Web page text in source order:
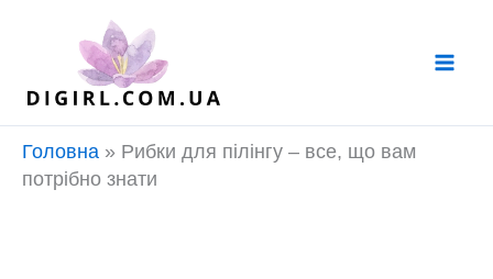
Головна » Рибки для пілінгу – все, що вам
потрібно знати